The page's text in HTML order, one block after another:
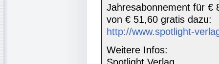
Jahresabonnement für €
von € 51,60 gratis dazu:
http://www.spotlight-
Weitere Infos: